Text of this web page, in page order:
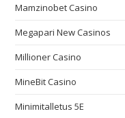
Mamzinobet Casino
Megapari New Casinos
Millioner Casino
MineBit Casino
Minimitalletus 5E